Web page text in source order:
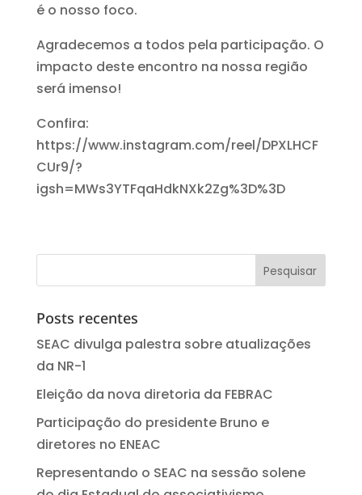
é o nosso foco.
Agradecemos a todos pela participação. O
impacto deste encontro na nossa região
será imenso!
Confira:
https://www.instagram.com/reel/DPXLHCF
CUr9/?
igsh=MWs3YTFqaHdkNXk2Zg%3D%3D
Posts recentes
SEAC divulga palestra sobre atualizações
da NR-1
Eleição da nova diretoria da FEBRAC
Participação do presidente Bruno e
diretores no ENEAC
Representando o SEAC na sessão solene